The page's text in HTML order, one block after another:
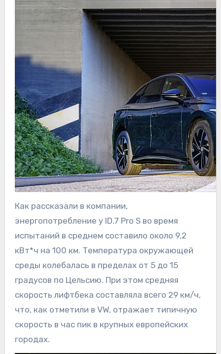
Как рассказали в компании,
энергопотребление у ID.7 Pro S во время
испытаний в среднем составило около 9,2
кВт*ч на 100 км. Температура окружающей
среды колебалась в пределах от 5 до 15
градусов по Цельсию. При этом средняя
скорость лифтбека составляла всего 29 км/ч,
что, как отметили в VW, отражает типичную
скорость в час пик в крупных европейских
городах.